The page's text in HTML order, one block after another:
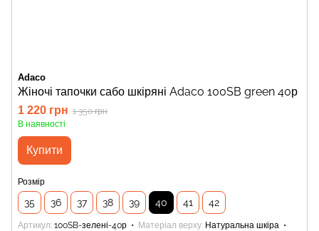
Adaco
Жіночі тапочки сабо шкіряні Adaco 100SB green 40р
1 220 грн 1 350 грн
В наявності
Купити
Розмір
35 36 37 38 39 40 41 42
Артикул 100SB-зелені-40р Матеріал верху Натуральна шкіра